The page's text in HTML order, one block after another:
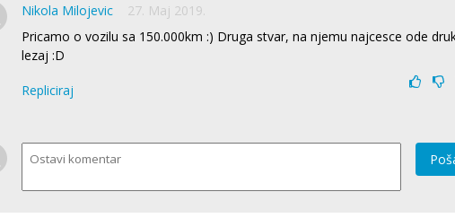
Nikola Milojevic
27. Maj 2019.
Pricamo o vozilu sa 150.000km :) Druga stvar, na njemu najcesce ode
lezaj :D
Repliciraj